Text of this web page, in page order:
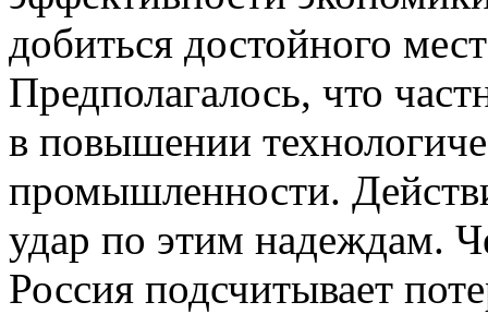
добиться достойного
Предполагалось, что
в повышении
промышленности.
удар по этим надеждам.
Россия подсчитывает